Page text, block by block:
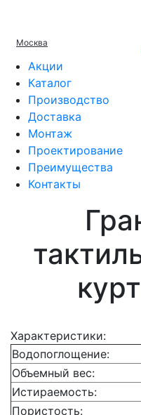
Москва
Акции
Каталог
Производство
Доставка
Монтаж
Проектирование
Преимущества
Контакты
Характеристики:
Водопоглощение:
Объемный вес:
Истираемость:
Пористость: